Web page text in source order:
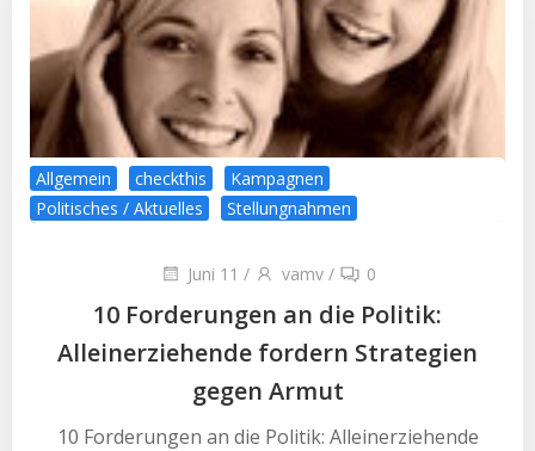
Allgemein checkthis
Kampagnen
Politisches / Aktuelles
Stellungnahmen
Juni 11 / vamv / 0
10 Forderungen an die Politik:
Alleinerziehende fordern Strategien
gegen Armut
10 Forderungen an die Politik: Alleinerziehende